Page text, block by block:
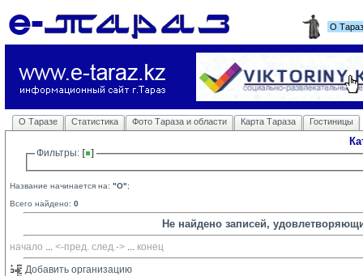
О
О Таразе Статистика Фото Тараза и области Карта Тараза Гостиницы
Фильтры:
Название начинается на: "O";
Всего найдено: 0
Не найдено записей,
начало ... <-пред. след.-> ... конец
Добавить организацию